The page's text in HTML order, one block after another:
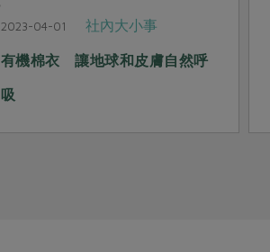
2023-04-01 社內大小事
有機棉衣 讓地球和皮膚自然呼
吸